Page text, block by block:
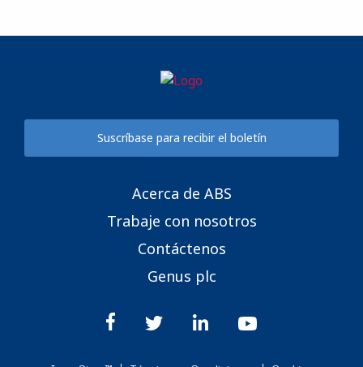
Suscríbase para recibir el boletín
Acerca de ABS
Trabaje con nosotros
Contáctenos
Genus plc